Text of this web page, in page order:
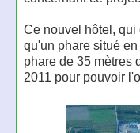
Ce nouvel hôtel, qui
qu'un phare situé
phare de 35 mètres
2011 pour pouvoir